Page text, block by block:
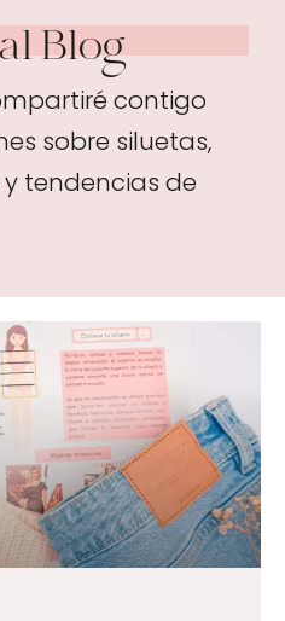
Blog
contigo
sobre siluetas,
tendencias de